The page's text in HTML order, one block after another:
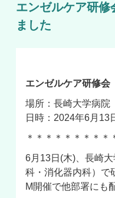
エンゼルケア研修
ました
エンゼルケア研修会
場所：長崎大学病院
日時：2024年6月13
＊＊＊＊＊＊＊＊＊
6月13日(木)、長崎
科・消化器内科）
M開催で他部署にも